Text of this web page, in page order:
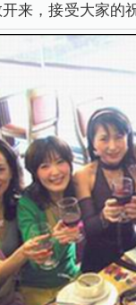
来，接受大家的